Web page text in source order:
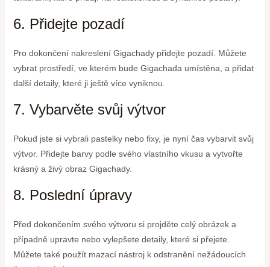
6. Přidejte pozadí
Pro dokončení nakreslení Gigachady přidejte pozadí. Můžete
vybrat prostředí, ve kterém bude Gigachada umístěna, a přidat
další detaily, které ji ještě více vyniknou.
7. Vybarvěte svůj výtvor
Pokud jste si vybrali pastelky nebo fixy, je nyní čas vybarvit svůj
výtvor. Přidejte barvy podle svého vlastního vkusu a vytvořte
krásný a živý obraz Gigachady.
8. Poslední úpravy
Před dokončením svého výtvoru si projděte celý obrázek a
případně upravte nebo vylepšete detaily, které si přejete.
Můžete také použít mazací nástroj k odstranění nežádoucích